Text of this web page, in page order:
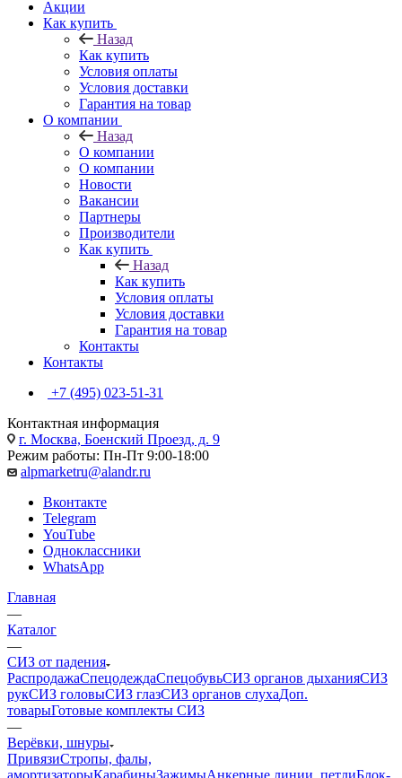
Акции
Как купить
Назад
Как купить
Условия оплаты
Условия доставки
Гарантия на товар
О компании
Назад
О компании
О компании
Новости
Вакансии
Партнеры
Производители
Как купить
Назад
Как купить
Условия оплаты
Условия доставки
Гарантия на товар
Контакты
Контакты
+7 (495) 023-51-31
Контактная информация
г. Москва, Боенский Проезд, д. 9
Режим работы: Пн-Пт 9:00-18:00
alpmarketru@alandr.ru
Вконтакте
Telegram
YouTube
Одноклассники
WhatsApp
Главная
—
Каталог
—
СИЗ от падения
РаспродажаСпецодеждаСпецобувьСИЗ органов дыханияСИЗ
рукСИЗ головыСИЗ глазСИЗ органов слухаДоп.
товарыГотовые комплекты СИЗ
—
Верёвки, шнуры
ПривязиСтропы, фалы,
амортизаторыКарабиныЗажимыАнкерные линии, петлиБлок-